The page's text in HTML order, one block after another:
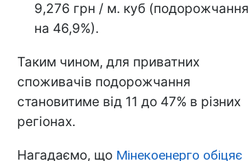
9,276 грн / м. куб (подорожчання
на 46,9%).
Таким чином, для приватних
споживачів подорожчання
становитиме від 11 до 47% в різних
регіонах.
Нагадаємо, що Мінекоенерго обіцяє